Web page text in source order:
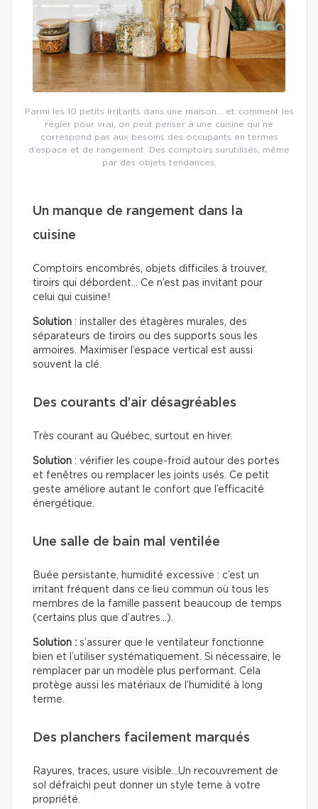
Parmi les 10 petits irritants dans une maison… et comment les
régler pour vrai, on peut penser à une cuisine qui ne
correspond pas aux besoins des occupants en termes
d’espace et de rangement. Des comptoirs surutilisés, même
par des objets tendances,
Un manque de rangement dans la
cuisine
Comptoirs encombrés, objets difficiles à trouver,
tiroirs qui débordent… Ce n’est pas invitant pour
celui qui cuisine!
Solution : installer des étagères murales, des
séparateurs de tiroirs ou des supports sous les
armoires. Maximiser l’espace vertical est aussi
souvent la clé.
Des courants d’air désagréables
Très courant au Québec, surtout en hiver.
Solution : vérifier les coupe-froid autour des portes
et fenêtres ou remplacer les joints usés. Ce petit
geste améliore autant le confort que l’efficacité
énergétique.
Une salle de bain mal ventilée
Buée persistante, humidité excessive : c’est un
irritant fréquent dans ce lieu commun où tous les
membres de la famille passent beaucoup de temps
(certains plus que d’autres…).
Solution : s’assurer que le ventilateur fonctionne
bien et l’utiliser systématiquement. Si nécessaire, le
remplacer par un modèle plus performant. Cela
protège aussi les matériaux de l’humidité à long
terme.
Des planchers facilement marqués
Rayures, traces, usure visible…Un recouvrement de
sol défraichi peut donner un style terne à votre
propriété.